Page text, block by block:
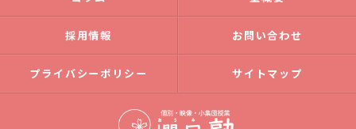
採用情報 お問い合わせ
プライバシーポリシー サイトマップ